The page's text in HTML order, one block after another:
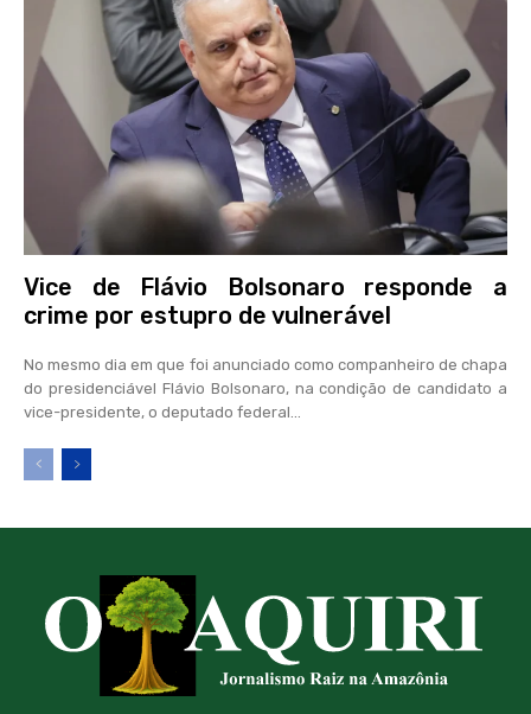
Vice de Flávio Bolsonaro responde a
crime por estupro de vulnerável
No mesmo dia em que foi anunciado como companheiro de chapa
do presidenciável Flávio Bolsonaro, na condição de candidato a
vice-presidente, o deputado federal...